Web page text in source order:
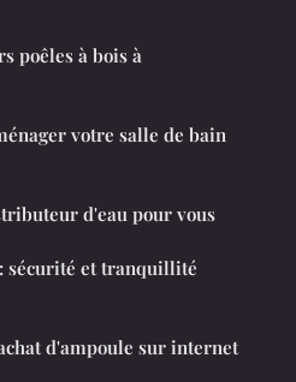
poêles à bois à
votre salle de bain
d'eau pour vous
sécurité et tranquillité
d'ampoule sur internet